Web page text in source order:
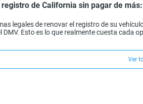
registro de California sin pagar de
legales de renovar el registro de su
DMV. Esto es lo que realmente cuesta cada
Ver